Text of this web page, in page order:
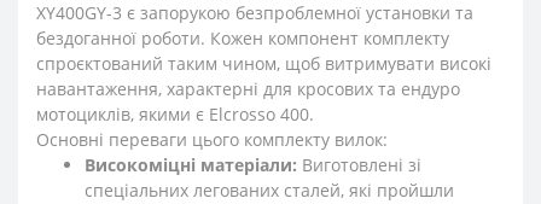
XY400GY-3 є запорукою безпроблемної установки та
бездоганної роботи. Кожен компонент комплекту
спроєктований таким чином, щоб витримувати високі
навантаження, характерні для кросових та ендуро
мотоциклів, якими є Elcrosso 400.
Основні переваги цього комплекту вилок:
Високоміцні матеріали: Виготовлені зі
спеціальних легованих сталей, які пройшли